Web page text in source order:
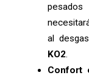
al
KO2.
Confort